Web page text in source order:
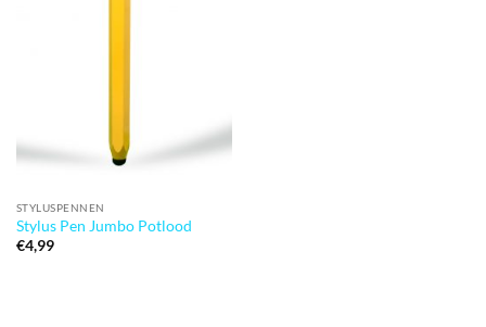
STYLUSPENNEN
Stylus Pen Jumbo Potlood
€4,99